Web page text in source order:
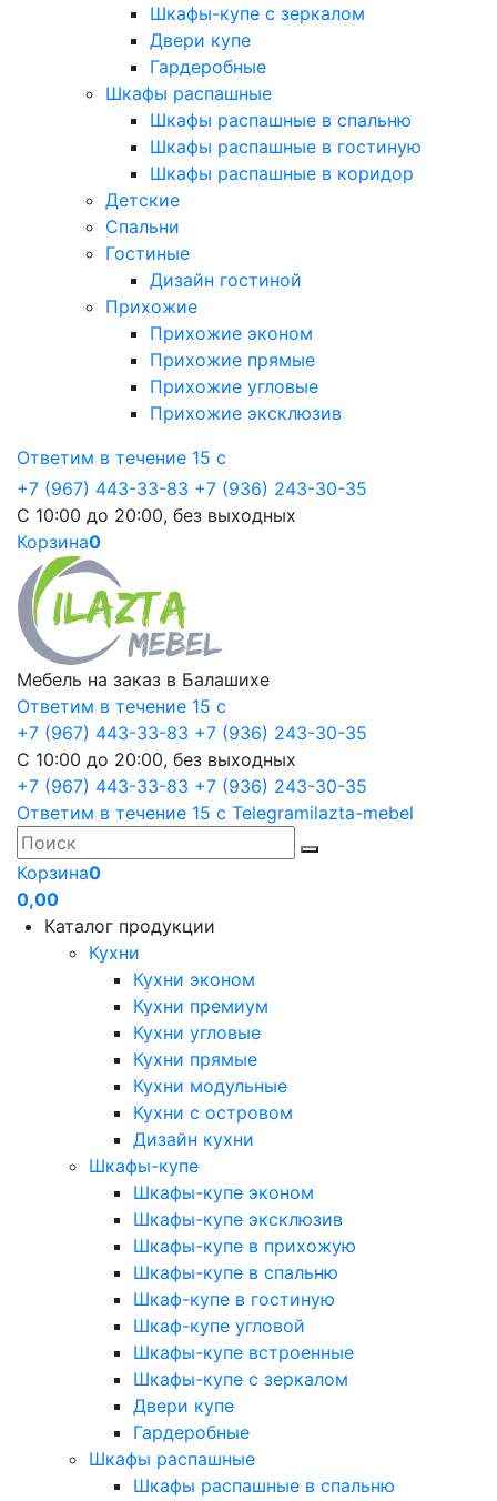
Шкафы-купе с зеркалом
Двери купе
Гардеробные
Шкафы распашные
Шкафы распашные в спальню
Шкафы распашные в гостиную
Шкафы распашные в коридор
Детские
Спальни
Гостиные
Дизайн гостиной
Прихожие
Прихожие эконом
Прихожие прямые
Прихожие угловые
Прихожие эксклюзив
Ответим в течение 15 с
+7 (967) 443-33-83 +7 (936) 243-30-35
С 10:00 до 20:00, без выходных
Корзина0
Мебель на заказ в Балашихе
Ответим в течение 15 с
+7 (967) 443-33-83 +7 (936) 243-30-35
С 10:00 до 20:00, без выходных
+7 (967) 443-33-83 +7 (936) 243-30-35
Ответим в течение 15 с Telegramilazta-mebel
Корзина0
0,00
Каталог продукции
Кухни
Кухни эконом
Кухни премиум
Кухни угловые
Кухни прямые
Кухни модульные
Кухни с островом
Дизайн кухни
Шкафы-купе
Шкафы-купе эконом
Шкафы-купе эксклюзив
Шкафы-купе в прихожую
Шкафы-купе в спальню
Шкаф-купе в гостиную
Шкаф-купе угловой
Шкафы-купе встроенные
Шкафы-купе с зеркалом
Двери купе
Гардеробные
Шкафы распашные
Шкафы распашные в спальню